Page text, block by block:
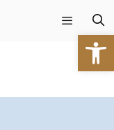
Izbornik